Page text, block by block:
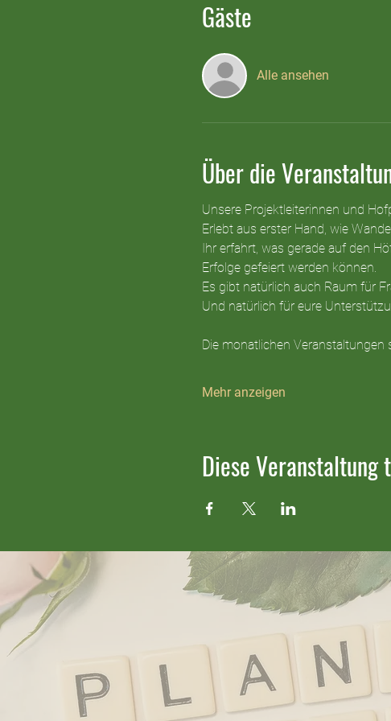
Gäste
Alle ansehen
Über die
Unsere Projektleiterinnen und
Erlebt aus erster Hand, wie
Ihr erfahrt, was gerade auf den
Erfolge gefeiert werden können.
Es gibt natürlich auch Raum für
Und natürlich für eure
Die monatlichen
Mehr anzeigen
Diese Veranstaltung